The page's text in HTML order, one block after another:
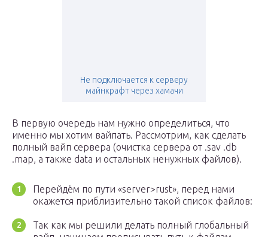
Не подключается к серверу
майнкрафт через хамачи
В первую очередь нам нужно определиться, что
именно мы хотим вайпать. Рассмотрим, как сделать
полный вайп сервера (очистка сервера от .sav .db
.map, а также data и остальных ненужных файлов).
Перейдём по пути «server>rust», перед нами
окажется приблизительно такой список файлов:
Так как мы решили делать полный глобальный